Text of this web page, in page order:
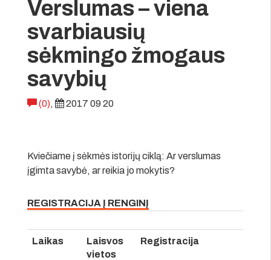
Verslumas – viena
svarbiausių
sėkmingo žmogaus
savybių
(0), 2017 09 20
Kviečiame į sėkmės istorijų ciklą: Ar verslumas
įgimta savybė, ar reikia jo mokytis?
REGISTRACIJA Į RENGINĮ
Laikas
Laisvos
vietos
Registracija